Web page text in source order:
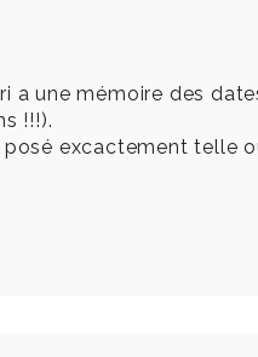
a une mémoire des
!!!).
excactement telle